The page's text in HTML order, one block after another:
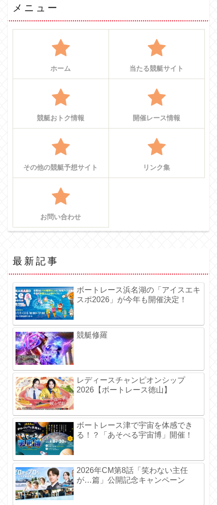
メニュー
ホーム 当たる競艇サイト
競艇おトク情報 開催レース情報
その他の競艇予想サイト リンク集
お問い合わせ
最新記事
ボートレース浜名湖の「アイスエキ
スポ2026」が今年も開催決定！
競艇修羅
レディースチャンピオンシップ
2026【ボートレース徳山】
ボートレース津で宇宙を体感でき
る！？「あそべる宇宙博」開催！
2026年CM第8話「笑わない主任
が…篇」公開記念キャンペーン